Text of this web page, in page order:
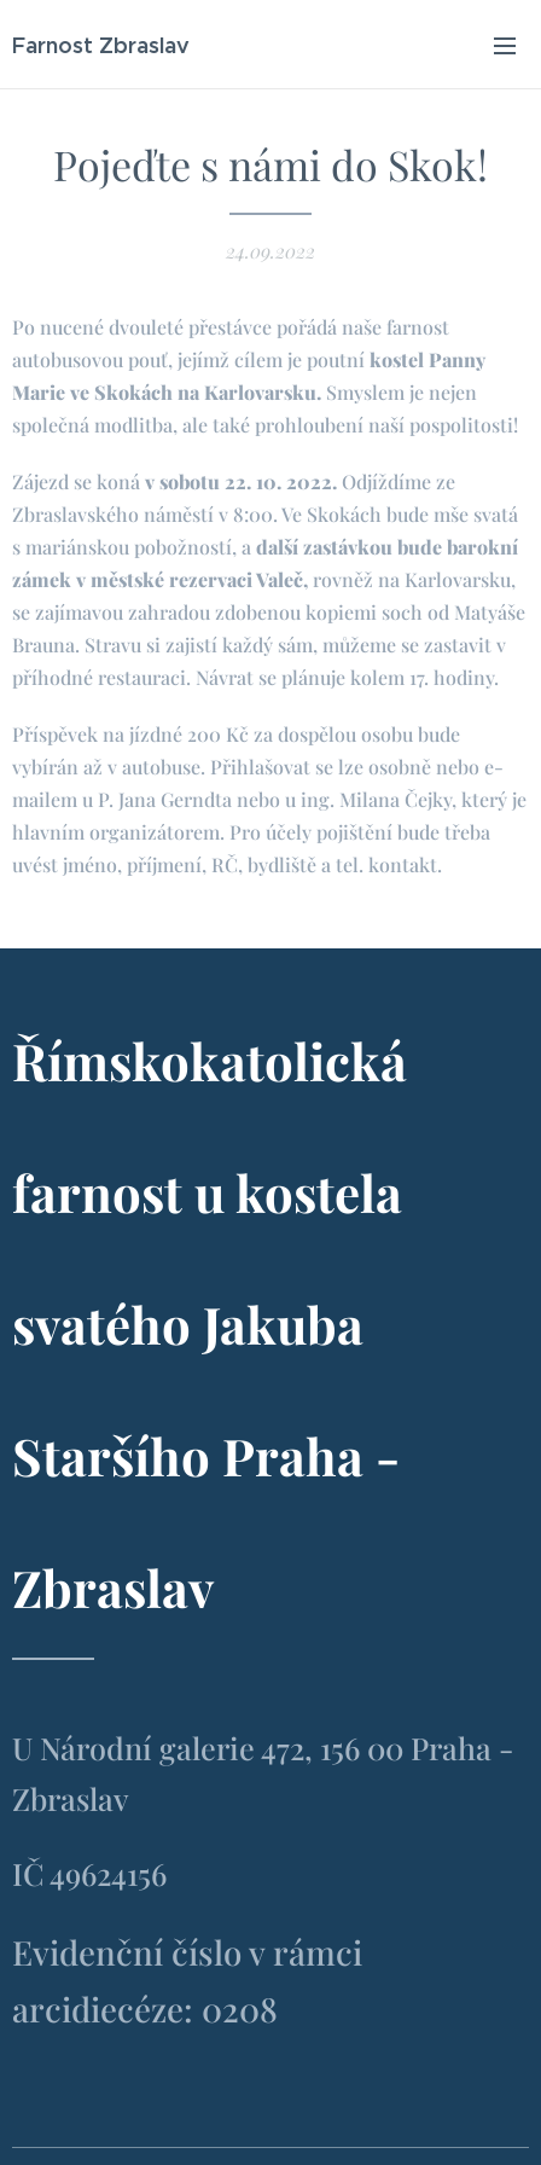
Farnost Zbraslav
Pojeďte s námi do Skok!
24.09.2022
Po nucené dvouleté přestávce pořádá naše farnost
autobusovou pouť, jejímž cílem je poutní kostel Panny
Marie ve Skokách na Karlovarsku. Smyslem je nejen
společná modlitba, ale také prohloubení naší pospolitosti!
Zájezd se koná v sobotu 22. 10. 2022. Odjíždíme ze
Zbraslavského náměstí v 8:00. Ve Skokách bude mše svatá
s mariánskou pobožností, a další zastávkou bude barokní
zámek v městské rezervaci Valeč, rovněž na Karlovarsku,
se zajímavou zahradou zdobenou kopiemi soch od Matyáše
Brauna. Stravu si zajistí každý sám, můžeme se zastavit v
příhodné restauraci. Návrat se plánuje kolem 17. hodiny.
Příspěvek na jízdné 200 Kč za dospělou osobu bude
vybírán až v autobuse. Přihlašovat se lze osobně nebo e-
mailem u P. Jana Gerndta nebo u ing. Milana Čejky, který je
hlavním organizátorem. Pro účely pojištění bude třeba
uvést jméno, příjmení, RČ, bydliště a tel. kontakt.
Římskokatolická
farnost u kostela
svatého Jakuba
Staršího Praha -
Zbraslav
U Národní galerie 472, 156 00 Praha -
Zbraslav
IČ 49624156
Evidenční číslo v rámci
arcidiecéze: 0208